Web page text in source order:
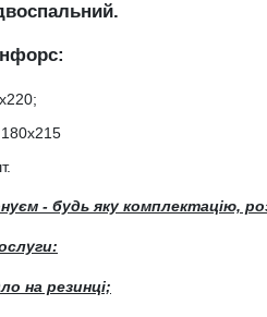
180х215
- будь яку комплектацію,
на резинці;